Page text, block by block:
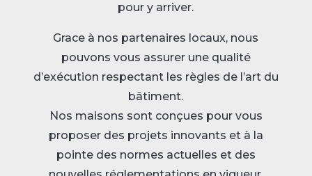
pour y arriver.
Grace à nos partenaires locaux, nous
pouvons vous assurer une qualité
d’exécution respectant les règles de l’art du
bâtiment.
Nos maisons sont conçues pour vous
proposer des projets innovants et à la
pointe des normes actuelles et des